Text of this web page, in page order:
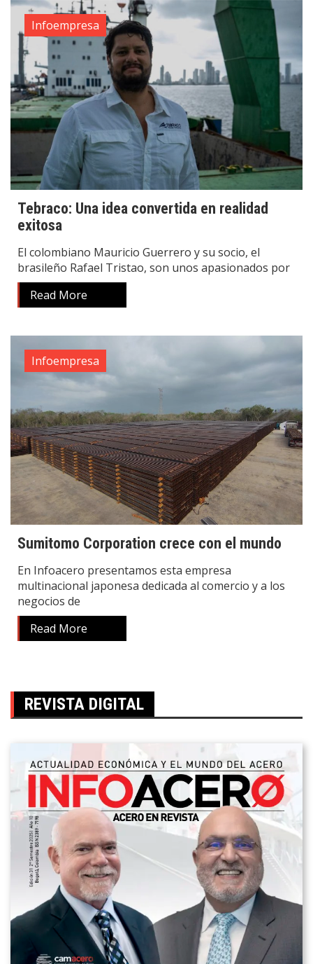
Infoempresa
Tebraco: Una idea convertida en realidad
exitosa
El colombiano Mauricio Guerrero y su socio, el
brasileño Rafael Tristao, son unos apasionados por
Read More
Infoempresa
Sumitomo Corporation crece con el mundo
En Infoacero presentamos esta empresa
multinacional japonesa dedicada al comercio y a los
negocios de
Read More
REVISTA DIGITAL